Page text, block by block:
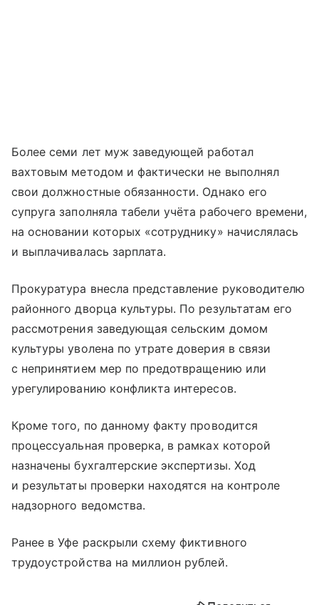
Более семи лет муж заведующей работал
вахтовым методом и фактически не выполнял
свои должностные обязанности. Однако его
супруга заполняла табели учёта рабочего времени,
на основании которых «сотруднику» начислялась
и выплачивалась зарплата.
Прокуратура внесла представление руководителю
районного дворца культуры. По результатам его
рассмотрения заведующая сельским домом
культуры уволена по утрате доверия в связи
с непринятием мер по предотвращению или
урегулированию конфликта интересов.
Кроме того, по данному факту проводится
процессуальная проверка, в рамках которой
назначены бухгалтерские экспертизы. Ход
и результаты проверки находятся на контроле
надзорного ведомства.
Ранее в Уфе раскрыли схему фиктивного
трудоустройства на миллион рублей.